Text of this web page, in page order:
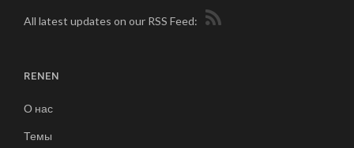
All latest updates on our RSS Feed:
RENEN
О нас
Темы